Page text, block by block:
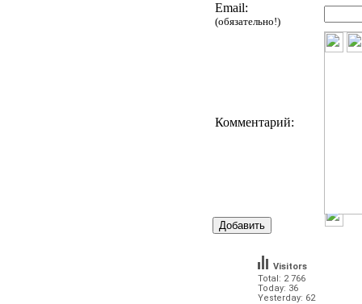
Email:
(обязательно!)
Комментарий:
Total: 2 766
Today: 36
Yesterday: 62
Visitors